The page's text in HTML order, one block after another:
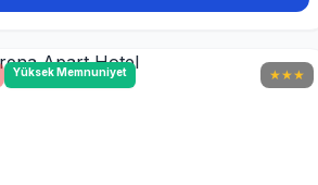
Yüksek Memnuniyet ★★★